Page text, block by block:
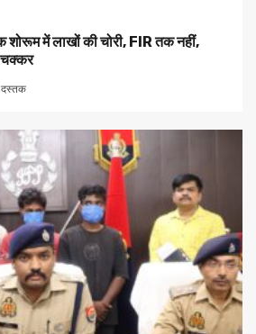
में लाखों की चोरी, FIR तक नहीं,
चक्कर